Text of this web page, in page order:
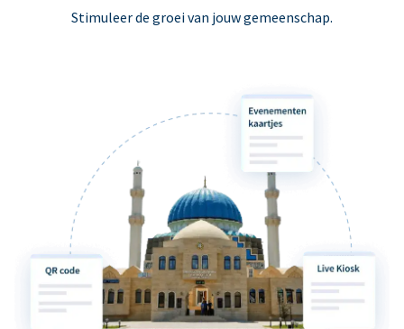
Stimuleer de groei van jouw gemeenschap.